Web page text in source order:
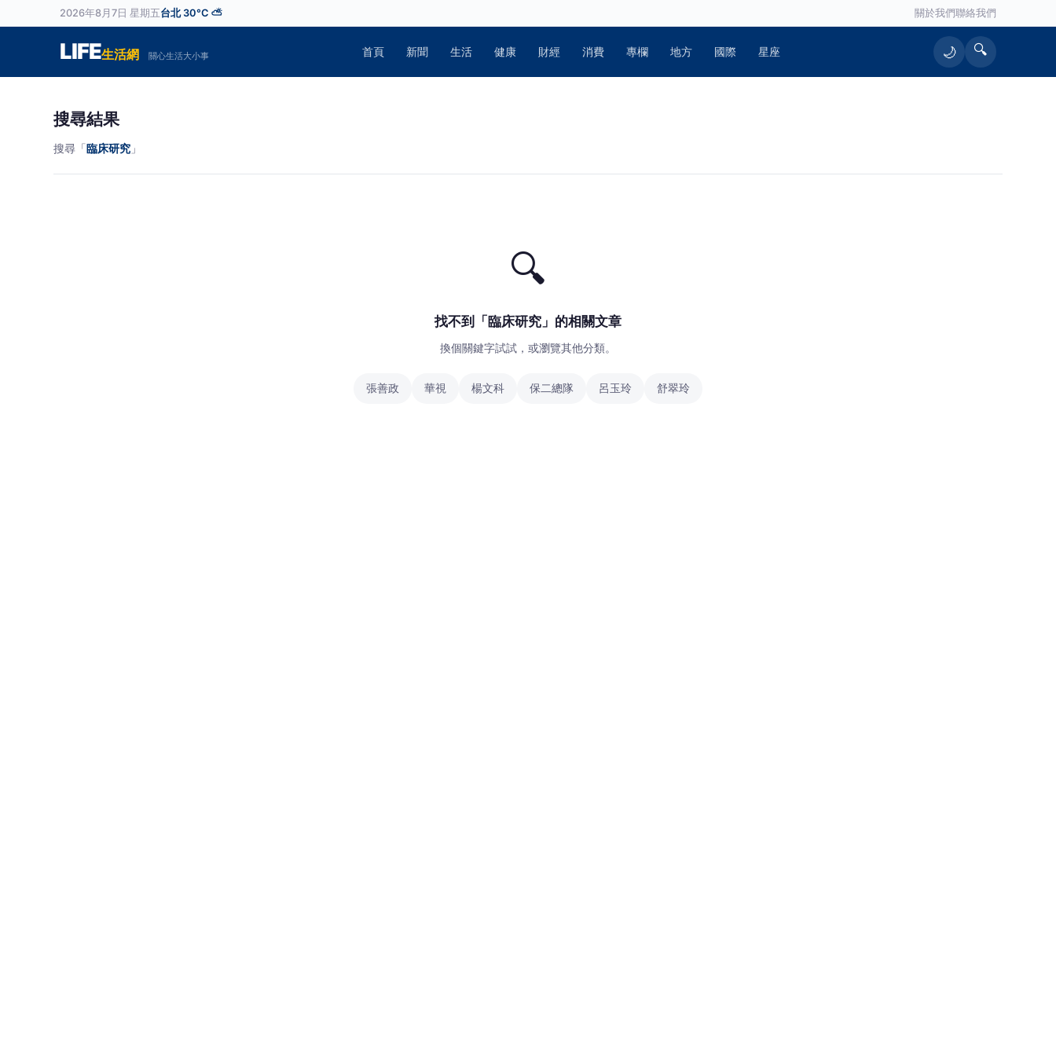
2026年8月7日 星期五台北 30°C ⛅ 關於我們聯絡我們
LIFE生活網 關心生活大小事 首頁 新聞 生活 健康 財經 消費 專欄 地方 國際 星座 🌙 🔍
搜尋結果
搜尋「臨床研究 」
🔍
找不到「臨床研究」的相關文章
換個關鍵字試試，或瀏覽其他分類。
張善政 華視 楊文科 保二總隊 呂玉玲 舒翠玲